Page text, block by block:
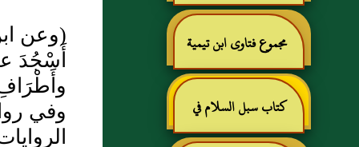
مجموع فتاوى ابن تيمية
كتاب سبل السلام في
(وعن
أَسْجُدَ
وفي